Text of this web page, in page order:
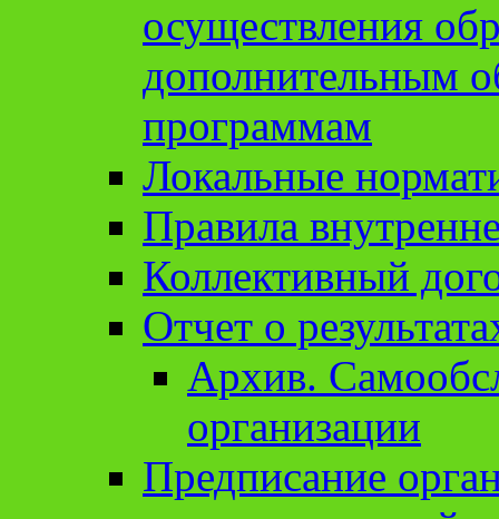
осуществления
дополнительным
программам
Локальные
Правила
Коллективный
Отчет о
Архив.
организации
Предписание